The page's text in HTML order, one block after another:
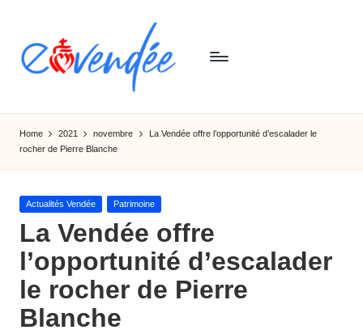
content
E
-
v
e
n
d
e
e
tourismes,
activités
informations
Home 2021 novembre
La Vendée offre l’opportunité d’escalader le
rocher de Pierre Blanche
Posted
Actualités Vendée Patrimoine
La Vendée offre
l’opportunité d’escalader
le rocher de Pierre
Blanche